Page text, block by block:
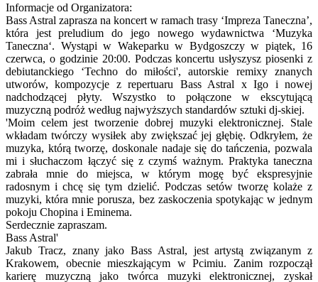
Informacje od Organizatora:
Bass Astral zaprasza na koncert w ramach trasy ‘Impreza Taneczna’,
która jest preludium do jego nowego wydawnictwa ‘Muzyka
Taneczna‘. Wystąpi w Wakeparku w Bydgoszczy w piątek, 16
czerwca, o godzinie 20:00. Podczas koncertu usłyszysz piosenki z
debiutanckiego ‘Techno do miłości', autorskie remixy znanych
utworów, kompozycje z repertuaru Bass Astral x Igo i nowej
nadchodzącej płyty. Wszystko to połączone w ekscytującą
muzyczną podróż według najwyższych standardów sztuki dj-skiej.
'Moim celem jest tworzenie dobrej muzyki elektronicznej. Stale
wkładam twórczy wysiłek aby zwiększać jej głębię. Odkryłem, że
muzyka, którą tworzę, doskonale nadaje się do tańczenia, pozwala
mi i słuchaczom łączyć się z czymś ważnym. Praktyka taneczna
zabrała mnie do miejsca, w którym mogę być ekspresyjnie
radosnym i chcę się tym dzielić. Podczas setów tworzę kolaże z
muzyki, która mnie porusza, bez zaskoczenia spotykając w jednym
pokoju Chopina i Eminema.
Serdecznie zapraszam.
Bass Astral'
Jakub Tracz, znany jako Bass Astral, jest artystą związanym z
Krakowem, obecnie mieszkającym w Pcimiu. Zanim rozpoczął
karierę muzyczną jako twórca muzyki elektronicznej, zyskał